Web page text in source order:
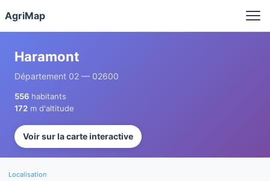
AgriMap
Haramont
Département 02 — 02600
556 habitants
172 m d'altitude
Voir sur la carte interactive
Localisation